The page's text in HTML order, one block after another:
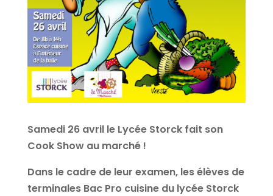
Samedi 26 avril le Lycée Storck fait son
Cook Show au marché !
Dans le cadre de leur examen, les élèves de
terminales Bac Pro cuisine du lycée Storck